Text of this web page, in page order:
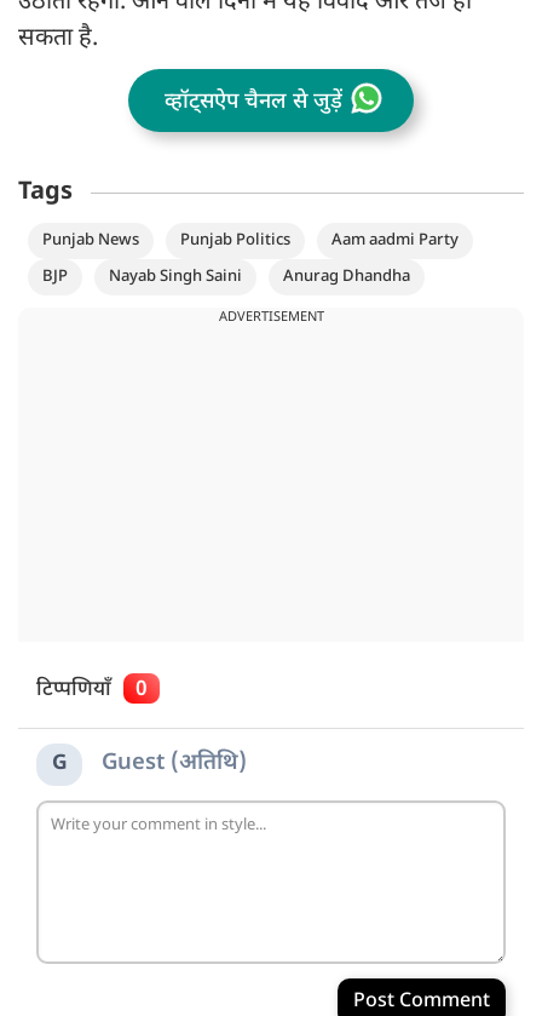
सकता है.
व्हॉट्सऐप चैनल से जुड़ें
Tags
Punjab News Punjab Politics
Aam aadmi Party
BJP
Nayab Singh Saini Anurag Dhandha
ADVERTISEMENT
टिप्पणियाँ 0
G Guest (अतिथि)
Post Comment